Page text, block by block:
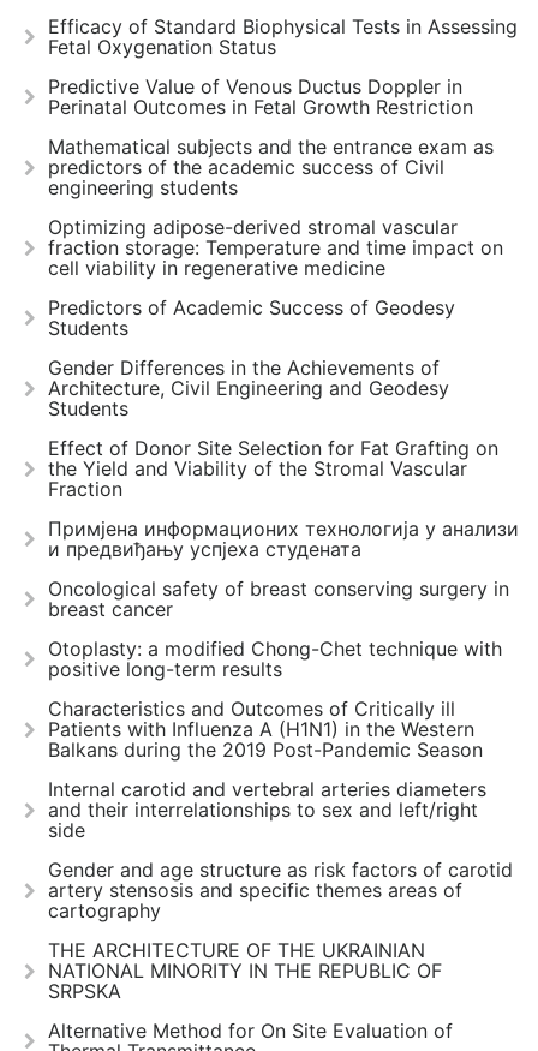
Efficacy of Standard Biophysical Tests in Assessing
Fetal Oxygenation Status
Predictive Value of Venous Ductus Doppler in
Perinatal Outcomes in Fetal Growth Restriction
Mathematical subjects and the entrance exam as
predictors of the academic success of Civil
engineering students
Optimizing adipose-derived stromal vascular
fraction storage: Temperature and time impact on
cell viability in regenerative medicine
Predictors of Academic Success of Geodesy
Students
Gender Differences in the Achievements of
Architecture, Civil Engineering and Geodesy
Students
Effect of Donor Site Selection for Fat Grafting on
the Yield and Viability of the Stromal Vascular
Fraction
Примјена информационих технологија у анализи
и предвиђању успјеха студената
Oncological safety of breast conserving surgery in
breast cancer
Otoplasty: a modified Chong-Chet technique with
positive long-term results
Characteristics and Outcomes of Critically ill
Patients with Influenza A (H1N1) in the Western
Balkans during the 2019 Post-Pandemic Season
Internal carotid and vertebral arteries diameters
and their interrelationships to sex and left/right
side
Gender and age structure as risk factors of carotid
artery stensosis and specific themes areas of
cartography
THE ARCHITECTURE OF THE UKRAINIAN
NATIONAL MINORITY IN THE REPUBLIC OF
SRPSKA
Alternative Method for On Site Evaluation of